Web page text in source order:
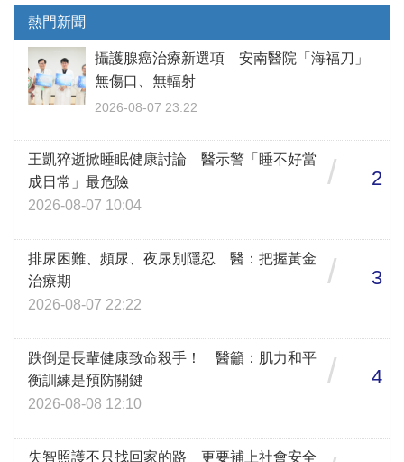
熱門新聞
攝護腺癌治療新選項 安南醫院「海福刀」
無傷口、無輻射
2026-08-07 23:22
王凱猝逝掀睡眠健康討論 醫示警「睡不好當
成日常」最危險
2026-08-07 10:04
/ 2
排尿困難、頻尿、夜尿別隱忍 醫：把握黃金
治療期
2026-08-07 22:22
/ 3
跌倒是長輩健康致命殺手！ 醫籲：肌力和平
衡訓練是預防關鍵
2026-08-08 12:10
/ 4
失智照護不只找回家的路 更要補上社會安全